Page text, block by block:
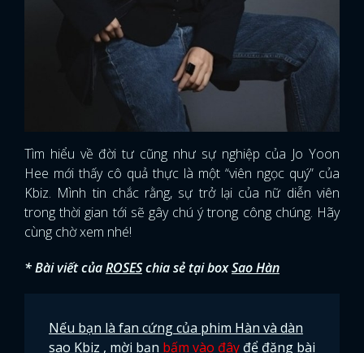
FACEBOOK GOOGLE
Tìm hiểu về đời tư cũng như sự nghiệp của Jo Yoon
Hee mới thấy cô quả thực là một “viên ngọc quý” của
Kbiz. Mình tin chắc rằng, sự trở lại của nữ diễn viên
trong thời gian tới sẽ gây chú ý trong công chúng. Hãy
cùng chờ xem nhé!
* Bài viết củaROSESchia sẻ tại boxSao Hàn
Nếu bạn là fan cứng của phim Hàn và dàn
sao Kbiz , mời bạn bấm vào đây để đăng bài